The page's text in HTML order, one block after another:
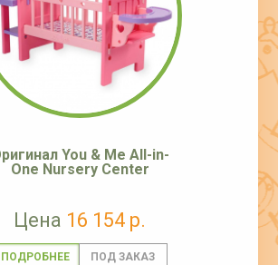
You & Me All-in-
One Nursery Center
Цена 16 154 р.
ПОДРОБНЕЕ